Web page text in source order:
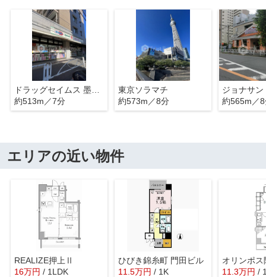
ドラッグセイムス 墨田横川店
約513m／7分
東京ソラマチ
約573m／8分
ジョナサン
約565m／
エリアの近い物件
REALIZE押上Ⅱ
16万円 / 1LDK
ひびき錦糸町 門田ビル
11.5万円 / 1K 11.3万円 /